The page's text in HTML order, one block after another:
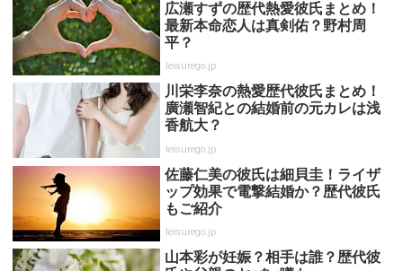
広瀬すずの歴代熱愛彼氏まとめ！
最新本命恋人は真剣佑？野村周
平？
leisurego.jp
川栄李奈の熱愛歴代彼氏まとめ！
廣瀬智紀との結婚前の元カレは浅
香航大？
leisurego.jp
佐藤仁美の彼氏は細貝圭！ライザ
ップ効果で電撃結婚か？歴代彼氏
もご紹介
leisurego.jp
山本彩が妊娠？相手は誰？歴代彼